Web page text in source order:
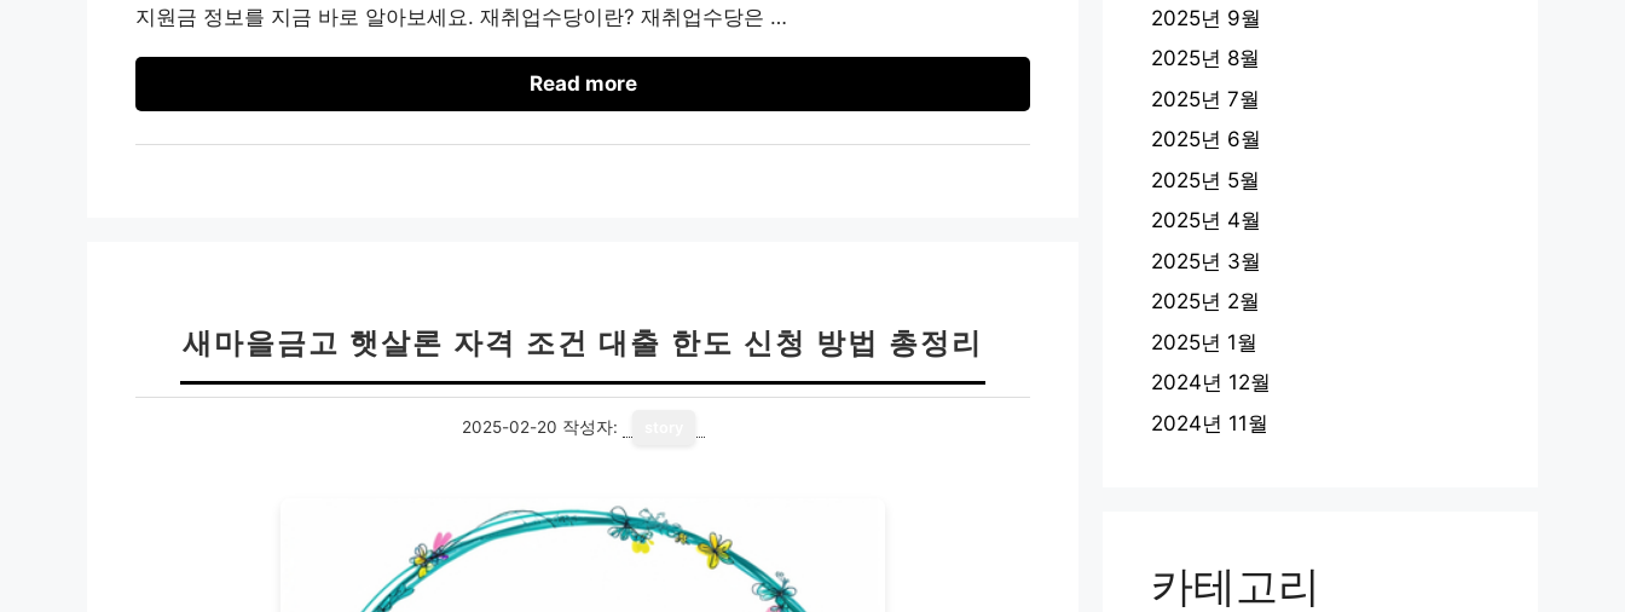
지원금 정보를 지금 바로 알아보세요. 재취업수당이란? 재취업수당은 …
Read more
새마을금고 햇살론 자격 조건 대출 한도 신청 방법 총정리
2025-02-20 작성자:
2025년 9월
2025년 8월
2025년 7월
2025년 6월
2025년 5월
2025년 4월
2025년 3월
2025년 2월
2025년 1월
2024년 12월
2024년 11월
카테고리